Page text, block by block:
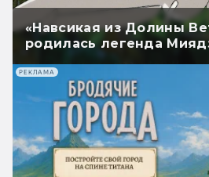
«Навсикая из Долины
родилась легенда
РЕКЛАМА